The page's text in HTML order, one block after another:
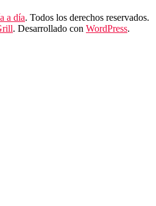
a día. Todos los derechos reservados.
. Desarrollado con WordPress.